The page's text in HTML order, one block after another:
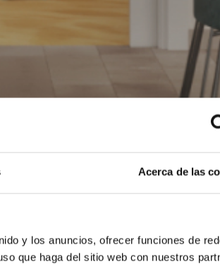
Acerca de las
y los anuncios, ofrecer funciones de
que haga del sitio web con nuestros